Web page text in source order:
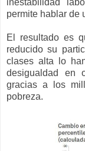
inestabilidad
permite hablar de
El resultado es
reducido su
clases alta lo
desigualdad en
gracias a los
pobreza.